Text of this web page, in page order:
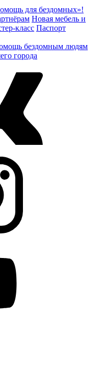
для бездомных»!
Новая мебель и
класс Паспорт
бездомным людям
города